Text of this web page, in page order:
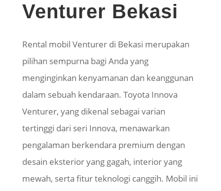
Venturer Bekasi
Rental mobil Venturer di Bekasi merupakan
pilihan sempurna bagi Anda yang
menginginkan kenyamanan dan keanggunan
dalam sebuah kendaraan. Toyota Innova
Venturer, yang dikenal sebagai varian
tertinggi dari seri Innova, menawarkan
pengalaman berkendara premium dengan
desain eksterior yang gagah, interior yang
mewah, serta fitur teknologi canggih. Mobil ini